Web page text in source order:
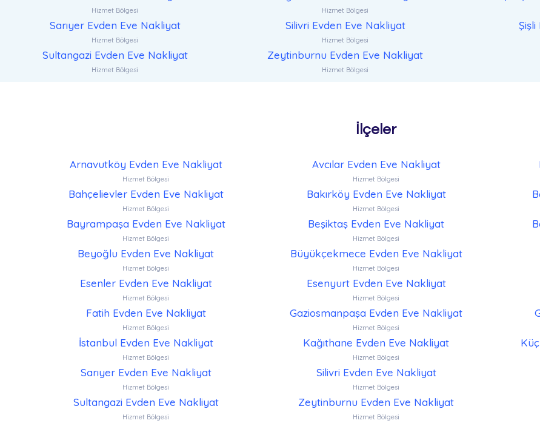
Hizmet Bölgesi
Sarıyer Evden Eve Nakliyat
Hizmet Bölgesi
Sultangazi Evden Eve Nakliyat
Hizmet Bölgesi
Hizmet Bölgesi
Silivri Evden Eve Nakliyat
Hizmet Bölgesi
Zeytinburnu Evden Eve Nakliyat
Hizmet Bölgesi
İlçeler
Arnavutköy Evden Eve Nakliyat
Hizmet Bölgesi
Bahçelievler Evden Eve Nakliyat
Hizmet Bölgesi
Bayrampaşa Evden Eve Nakliyat
Hizmet Bölgesi
Beyoğlu Evden Eve Nakliyat
Hizmet Bölgesi
Esenler Evden Eve Nakliyat
Hizmet Bölgesi
Fatih Evden Eve Nakliyat
Hizmet Bölgesi
İstanbul Evden Eve Nakliyat
Hizmet Bölgesi
Sarıyer Evden Eve Nakliyat
Hizmet Bölgesi
Sultangazi Evden Eve Nakliyat
Hizmet Bölgesi
Avcılar Evden Eve Nakliyat
Hizmet Bölgesi
Bakırköy Evden Eve Nakliyat
Hizmet Bölgesi
Beşiktaş Evden Eve Nakliyat
Hizmet Bölgesi
Büyükçekmece Evden Eve Nakliyat
Hizmet Bölgesi
Esenyurt Evden Eve Nakliyat
Hizmet Bölgesi
Gaziosmanpaşa Evden Eve Nakliyat
Hizmet Bölgesi
Kağıthane Evden Eve Nakliyat
Hizmet Bölgesi
Silivri Evden Eve Nakliyat
Hizmet Bölgesi
Zeytinburnu Evden Eve Nakliyat
Hizmet Bölgesi